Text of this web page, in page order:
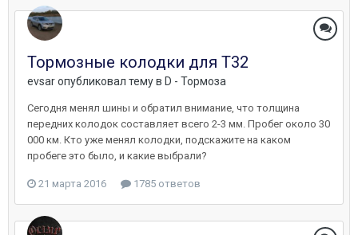
Тормозные колодки для Т32
evsarопубликовал тему в D - Тормоза
Сегодня менял шины и обратил внимание, что толщина
передних колодок составляет всего 2-3 мм. Пробег около 30
000 км. Кто уже менял колодки, подскажите на каком
пробеге это было, и какие выбрали?
21 марта 2016 1785 ответов